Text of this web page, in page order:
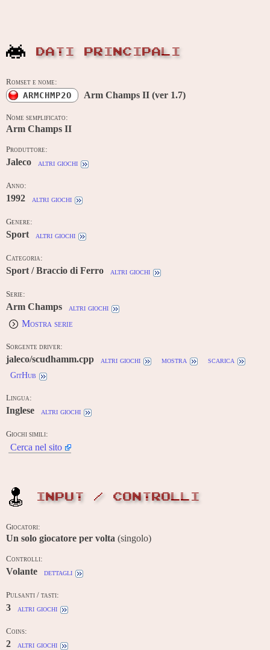
DATI PRINCIPALI
Romset e nome:
ARMCHMP2O Arm Champs II (ver 1.7)
Nome semplificato:
Arm Champs II
Produttore:
Jaleco altri giochi
Anno:
1992 altri giochi
Genere:
Sport altri giochi
Categoria:
Sport / Braccio di Ferro altri giochi
Serie:
Arm Champs altri giochi
Mostra serie
Sorgente driver:
jaleco/scudhamm.cpp altri giochi mostra
scarica
GitHub
Lingua:
Inglese altri giochi
Giochi simili:
Cerca nel sito
INPUT / CONTROLLI
Giocatori:
Un solo giocatore per volta (singolo)
Controlli:
Volante dettagli
Pulsanti / tasti:
3 altri giochi
Coins:
2 altri giochi